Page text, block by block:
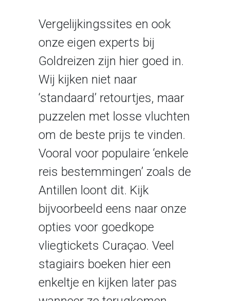
Vergelijkingssites en ook
onze eigen experts bij
Goldreizen zijn hier goed in.
Wij kijken niet naar
‘standaard’ retourtjes, maar
puzzelen met losse vluchten
om de beste prijs te vinden.
Vooral voor populaire ‘enkele
reis bestemmingen’ zoals de
Antillen loont dit. Kijk
bijvoorbeeld eens naar onze
opties voor goedkope
vliegtickets Curaçao. Veel
stagiairs boeken hier een
enkeltje en kijken later pas